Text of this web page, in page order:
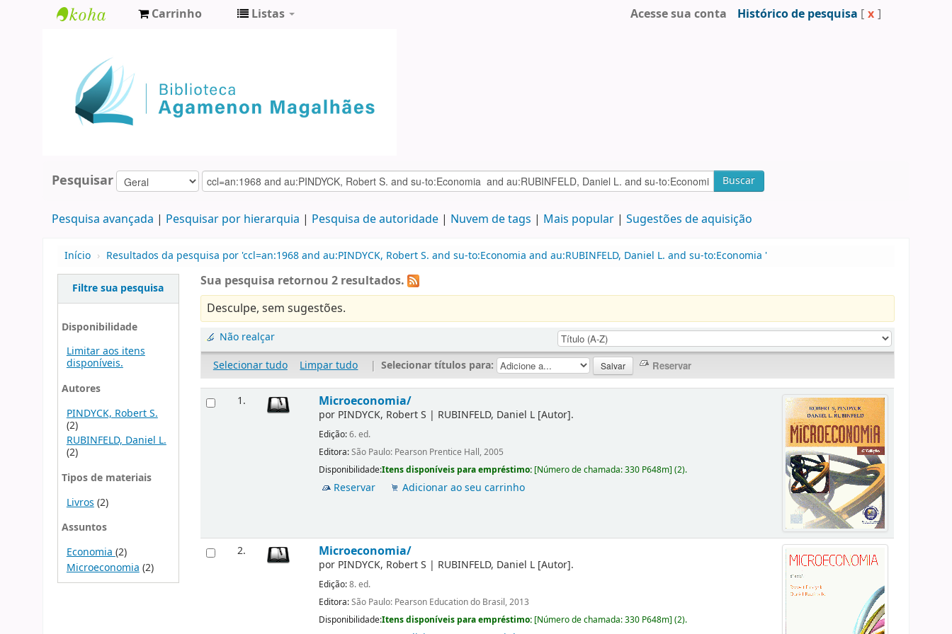
Agamenon
Magalhães
Carrinho Listas Acesse sua conta Histórico de pesquisa [ x ]
Pesquisar Buscar
Pesquisa avançada Pesquisar por hierarquia Pesquisa de autoridade Nuvem de tags Mais popular Sugestões de aquisição
Início › Resultados da pesquisa por 'ccl=an:1968 and au:PINDYCK, Robert S. and su-to:Economia and au:RUBINFELD, Daniel L. and su-to:Economia '
Filtre sua pesquisa
Disponibilidade
Limitar aos itens
disponíveis.
Autores
PINDYCK, Robert S.
(2)
RUBINFELD, Daniel L.
(2)
Tipos de materiais
Livros (2)
Assuntos
Economia (2)
Microeconomia (2)
Sua pesquisa retornou 2 resultados.
Desculpe, sem sugestões.
Não realçar
Selecionar tudo
Limpar tudo | Selecionar títulos para:
1. Microeconomia/
por PINDYCK, Robert S | RUBINFELD, Daniel L [Autor].
Edição:6. ed.
Editora:São Paulo: Pearson Prentice Hall, 2005
Disponibilidade:Itens disponíveis para empréstimo: [Número de chamada:330 P648m](2).
Reservar Adicionar ao seu carrinho
2. Microeconomia/
por PINDYCK, Robert S | RUBINFELD, Daniel L [Autor].
Edição:8. ed.
Editora:São Paulo: Pearson Education do Brasil, 2013
Disponibilidade:Itens disponíveis para empréstimo: [Número de chamada:330 P648m](2).